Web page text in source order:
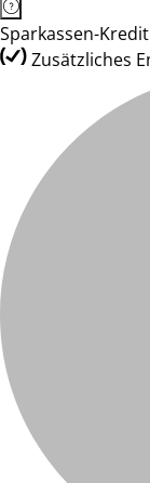
Sparkassen-
Zusätzliches